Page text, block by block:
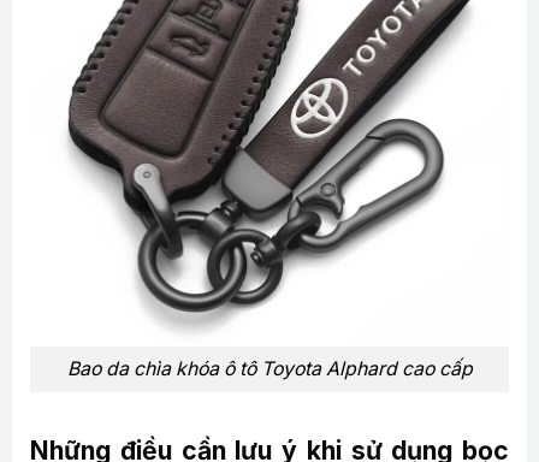
Bao da chìa khóa ô tô Toyota Alphard cao cấp
Những điều cần lưu ý khi sử dụng bọc